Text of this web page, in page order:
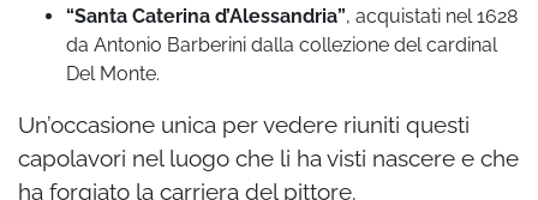
“Santa Caterina d’Alessandria”, acquistati nel 1628
da Antonio Barberini dalla collezione del cardinal
Del Monte.
Un’occasione unica per vedere riuniti questi
capolavori nel luogo che li ha visti nascere e che
ha forgiato la carriera del pittore.